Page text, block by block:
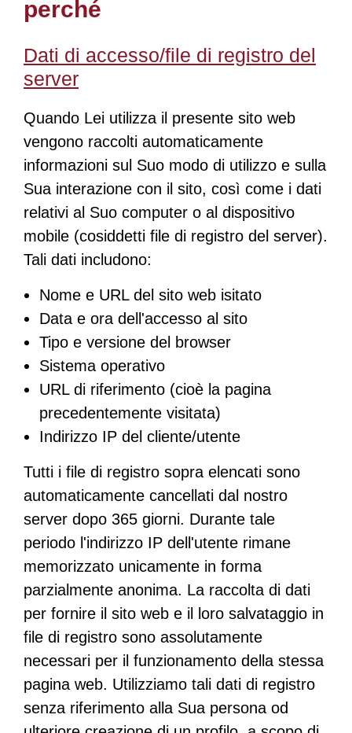
perché
Dati di accesso/file di registro del
server
Quando Lei utilizza il presente sito web
vengono raccolti automaticamente
informazioni sul Suo modo di utilizzo e sulla
Sua interazione con il sito, così come i dati
relativi al Suo computer o al dispositivo
mobile (cosiddetti file di registro del server).
Tali dati includono:
Nome e URL del sito web isitato
Data e ora dell'accesso al sito
Tipo e versione del browser
Sistema operativo
URL di riferimento (cioè la pagina
precedentemente visitata)
Indirizzo IP del cliente/utente
Tutti i file di registro sopra elencati sono
automaticamente cancellati dal nostro
server dopo 365 giorni. Durante tale
periodo l'indirizzo IP dell'utente rimane
memorizzato unicamente in forma
parzialmente anonima. La raccolta di dati
per fornire il sito web e il loro salvataggio in
file di registro sono assolutamente
necessari per il funzionamento della stessa
pagina web. Utilizziamo tali dati di registro
senza riferimento alla Sua persona od